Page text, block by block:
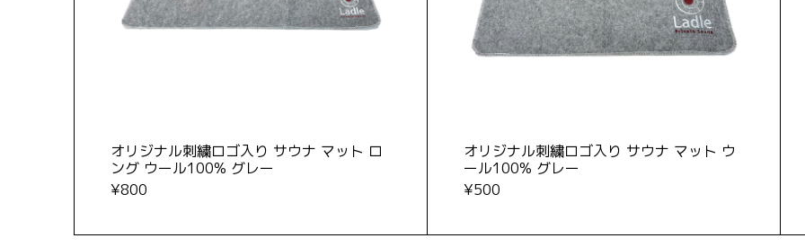
オリジナル刺繍ロゴ入り サウナ マット ロ
ング ウール100% グレー
¥800
オリジナル刺繍ロゴ入り サウナ マット ウ
ール100% グレー
¥500